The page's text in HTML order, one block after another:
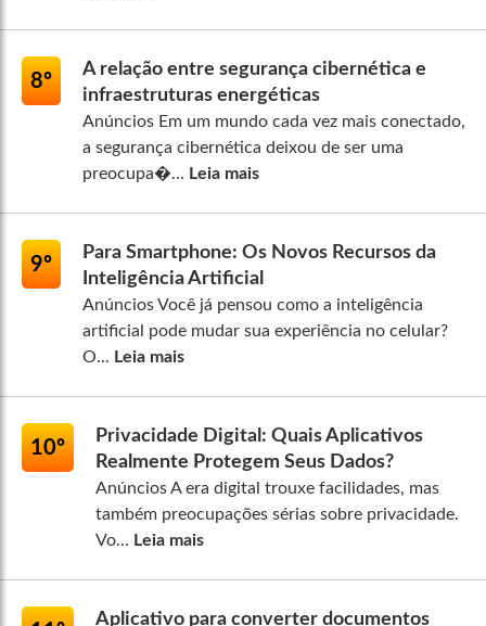
8º
A relação entre segurança cibernética e
infraestruturas energéticas
Anúncios Em um mundo cada vez mais conectado,
a segurança cibernética deixou de ser uma
preocupa�... Leia mais
9º
Para Smartphone: Os Novos Recursos da
Inteligência Artificial
Anúncios Você já pensou como a inteligência
artificial pode mudar sua experiência no celular?
O... Leia mais
10º
Privacidade Digital: Quais Aplicativos
Realmente Protegem Seus Dados?
Anúncios A era digital trouxe facilidades, mas
também preocupações sérias sobre privacidade.
Vo... Leia mais
Aplicativo para converter documentos